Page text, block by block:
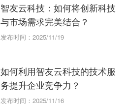
智友云科技：如何将创新科技
与市场需求完美结合？
发布时间：2025/11/19
如何利用智友云科技的技术服
务提升企业竞争力？
发布时间：2025/11/16